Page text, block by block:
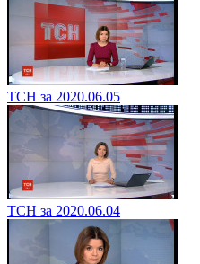
ТСН за 2020.06.05
ТСН за 2020.06.04